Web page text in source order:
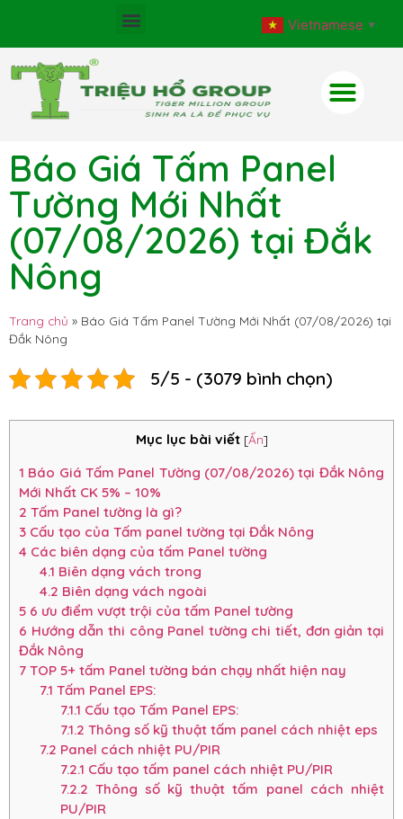
Vietnamese ▼
Báo Giá Tấm Panel
Tường Mới Nhất
(07/08/2026) tại Đắk
Nông
Trang chủ » Báo Giá Tấm Panel Tường Mới Nhất (07/08/2026) tại
Đắk Nông
5/5 - (3079 bình chọn)
Mục lục bài viết [Ẩn]
1 Báo Giá Tấm Panel Tường (07/08/2026) tại Đắk Nông
Mới Nhất CK 5% – 10%
2 Tấm Panel tường là gì?
3 Cấu tạo của Tấm panel tường tại Đắk Nông
4 Các biên dạng của tấm Panel tường
4.1 Biên dạng vách trong
4.2 Biên dạng vách ngoài
5 6 ưu điểm vượt trội của tấm Panel tường
6 Hướng dẫn thi công Panel tường chi tiết, đơn giản tại
Đắk Nông
7 TOP 5+ tấm Panel tường bán chạy nhất hiện nay
7.1 Tấm Panel EPS:
7.1.1 Cấu tạo Tấm Panel EPS:
7.1.2 Thông số kỹ thuật tấm panel cách nhiệt eps
7.2 Panel cách nhiệt PU/PIR
7.2.1 Cấu tạo tấm panel cách nhiệt PU/PIR
7.2.2 Thông số kỹ thuật tấm panel cách nhiệt
PU/PIR